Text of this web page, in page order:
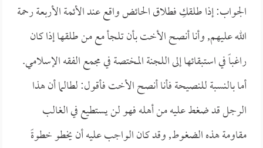
الجواب: إذا طلقكِ فطلاق الحائض واقع عند الأئمة الأربعة رحمة
الله عليهم, وأنا أنصح الأخت بأن تلجأ مع من طلقها إذا كان
راغباً في استبقائها إلى اللجنة المختصة في مجمع الفقه الإسلامي.
أما بالنسبة للنصيحة فأنا أنصح الأخت فأقول: لطالما أن هذا
الرجل قد ضغط عليه من أهله فهو لن يستطيع في الغالب
مقاومة هذه الضغوط, وقد كان الواجب عليه أن يخطو خطوةً